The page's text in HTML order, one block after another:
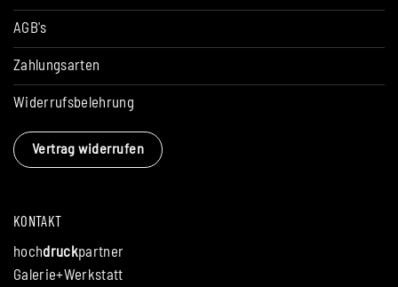
KONTAKT
hochdruckpartner
Galerie+Werkstatt
AGB's
Zahlungsarten
Widerrufsbelehrung
Vertrag widerrufen